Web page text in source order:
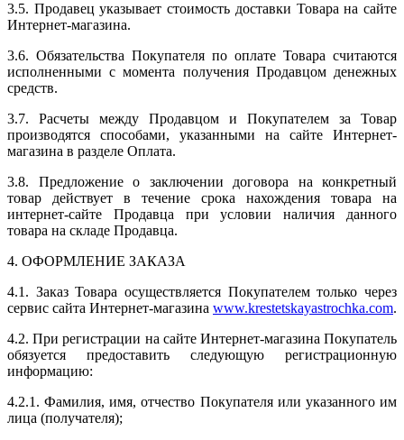
3.5. Продавец указывает стоимость доставки Товара на сайте
Интернет-магазина.
3.6. Обязательства Покупателя по оплате Товара считаются
исполненными с момента получения Продавцом денежных
средств.
3.7. Расчеты между Продавцом и Покупателем за Товар
производятся способами, указанными на сайте Интернет-
магазина в разделе Оплата.
3.8. Предложение о заключении договора на конкретный
товар действует в течение срока нахождения товара на
интернет-сайте Продавца при условии наличия данного
товара на складе Продавца.
4. ОФОРМЛЕНИЕ ЗАКАЗА
4.1. Заказ Товара осуществляется Покупателем только через
сервис сайта Интернет-магазина www.krestetskayastrochka.com.
4.2. При регистрации на сайте Интернет-магазина Покупатель
обязуется предоставить следующую регистрационную
информацию:
4.2.1. Фамилия, имя, отчество Покупателя или указанного им
лица (получателя);